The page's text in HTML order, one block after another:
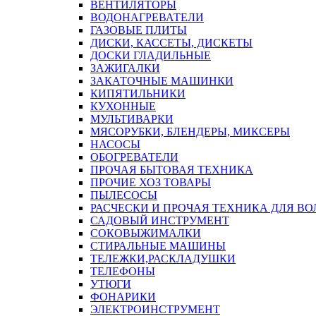
ВЕНТИЛЯТОРЫ
ВОДОНАГРЕВАТЕЛИ
ГАЗОВЫЕ ПЛИТЫ
ДИСКИ, КАССЕТЫ, ДИСКЕТЫ
ДОСКИ ГЛАДИЛЬНЫЕ
ЗАЖИГАЛКИ
ЗАКАТОЧНЫЕ МАШИНКИ
КИПЯТИЛЬНИКИ
КУХОННЫЕ
МУЛЬТИВАРКИ
МЯСОРУБКИ, БЛЕНДЕРЫ, МИКСЕРЫ
НАСОСЫ
ОБОГРЕВАТЕЛИ
ПРОЧАЯ БЫТОВАЯ ТЕХНИКА
ПРОЧИЕ ХОЗ ТОВАРЫ
ПЫЛЕСОСЫ
РАСЧЕСКИ И ПРОЧАЯ ТЕХНИКА ДЛЯ
САДОВЫЙ ИНСТРУМЕНТ
СОКОВЫЖИМАЛКИ
СТИРАЛЬНЫЕ МАШИНЫ
ТЕЛЕЖКИ,РАСКЛАДУШКИ
ТЕЛЕФОНЫ
УТЮГИ
ФОНАРИКИ
ЭЛЕКТРОИНСТРУМЕНТ